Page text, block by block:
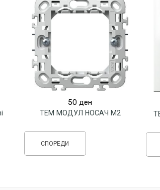
50 ден
ТЕМ МОДУЛ НОСАЧ М2
СПОРЕДИ